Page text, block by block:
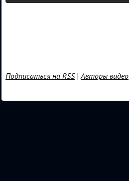
Подписаться на RSS|Авторы видео